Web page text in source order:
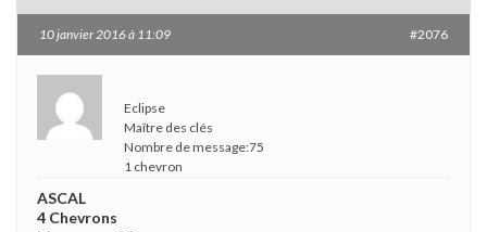
10 janvier 2016 à 11:09 #2076
Eclipse
Maître des clés
Nombre de message:75
1 chevron
ASCAL
4 Chevrons